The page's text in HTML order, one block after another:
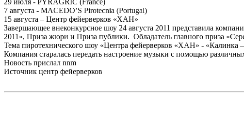
7 августа - MACEDO’S Pirotecnia (Portugal)
15 августа – Центр фейерверков «ХАН»
Завершающее внеконкурсное шоу 24 августа 2011 представила
2011», Приза жюри и Приза публики. Обладатель главного приза
Тема пиротехнического шоу «Центра фейерверков «ХАН» - «Калинка
Компания старалась передать настроение музыки с помощью
Новость прислал nnm
Источник центр фейерверков